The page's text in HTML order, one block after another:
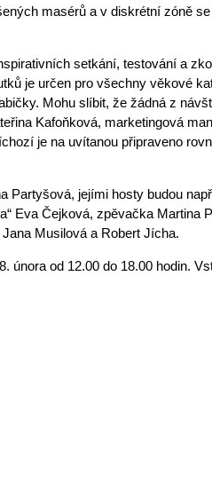
masérů a v diskrétní zóně
setkání, testování a
je určen pro všechny věkové
Mohu slíbit, že žádná z
Kafoňková, marketingová
je na uvítanou připraveno
Partyšová, jejími hosty budou
Eva Čejková, zpěvačka Martina
Musilová a Robert Jícha.
února od 12.00 do 18.00 hodin.